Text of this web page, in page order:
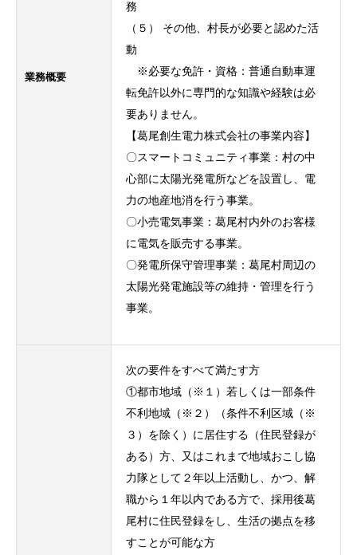
業務概要
務
（５） その他、村長が必要と認めた活
動
※必要な免許・資格：普通自動車運
転免許以外に専門的な知識や経験は必
要ありません。
【葛尾創生電力株式会社の事業内容】
〇スマートコミュニティ事業：村の中
心部に太陽光発電所などを設置し、電
力の地産地消を行う事業。
〇小売電気事業：葛尾村内外のお客様
に電気を販売する事業。
〇発電所保守管理事業：葛尾村周辺の
太陽光発電施設等の維持・管理を行う
事業。
次の要件をすべて満たす方
①都市地域（※１）若しくは一部条件
不利地域（※２）（条件不利区域（※
３）を除く）に居住する（住民登録が
ある）方、又はこれまで地域おこし協
力隊として２年以上活動し、かつ、解
職から１年以内である方で、採用後葛
尾村に住民登録をし、生活の拠点を移
すことが可能な方